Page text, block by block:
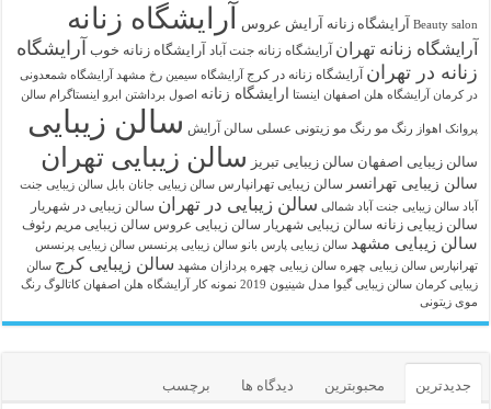
Beauty salon آرايشگاه زنانه آرایش عروس آرایشگاه زنانه
آرایشگاه زنانه تهران آرایشگاه زنانه جنت آباد آرایشگاه زنانه خوب آرایشگاه
زنانه در تهران آرایشگاه زنانه در کرج آرایشگاه سیمین رخ مشهد
آرایشگاه شمعدونی
در کرمان آرایشگاه هلن اصفهان اینستا ارایشگاه زنانه اصول برداشتن ابرو اینستاگرام سالن
پروانک اهواز رنگ مو رنگ مو زیتونی عسلی سالن آرایش سالن زیبایی
سالن زیبایی اصفهان سالن زیبایی تبریز سالن زیبایی تهران
سالن زیبایی تهرانسر سالن زیبایی تهرانپارس سالن زیبایی جانان بابل سالن زیبایی جنت
آباد سالن زیبایی جنت آباد شمالی سالن زیبایی در تهران سالن زیبایی در شهریار
سالن زیبایی زنانه سالن زیبایی شهریار سالن زیبایی عروس سالن زیبایی مریم رئوف
سالن زیبایی مشهد سالن زیبایی پارس بانو سالن زیبایی پرنسس سالن زیبایی پرنسس
تهرانپارس سالن زیبایی چهره سالن زیبایی چهره پردازان مشهد سالن زیبایی کرج سالن
زیبایی کرمان سالن زیبایی گیوا مدل شینیون 2019 نمونه کار آرایشگاه هلن اصفهان کاتالوگ رنگ
موی زیتونی
جدیدترین محبوبترین دیدگاه ها برچسب